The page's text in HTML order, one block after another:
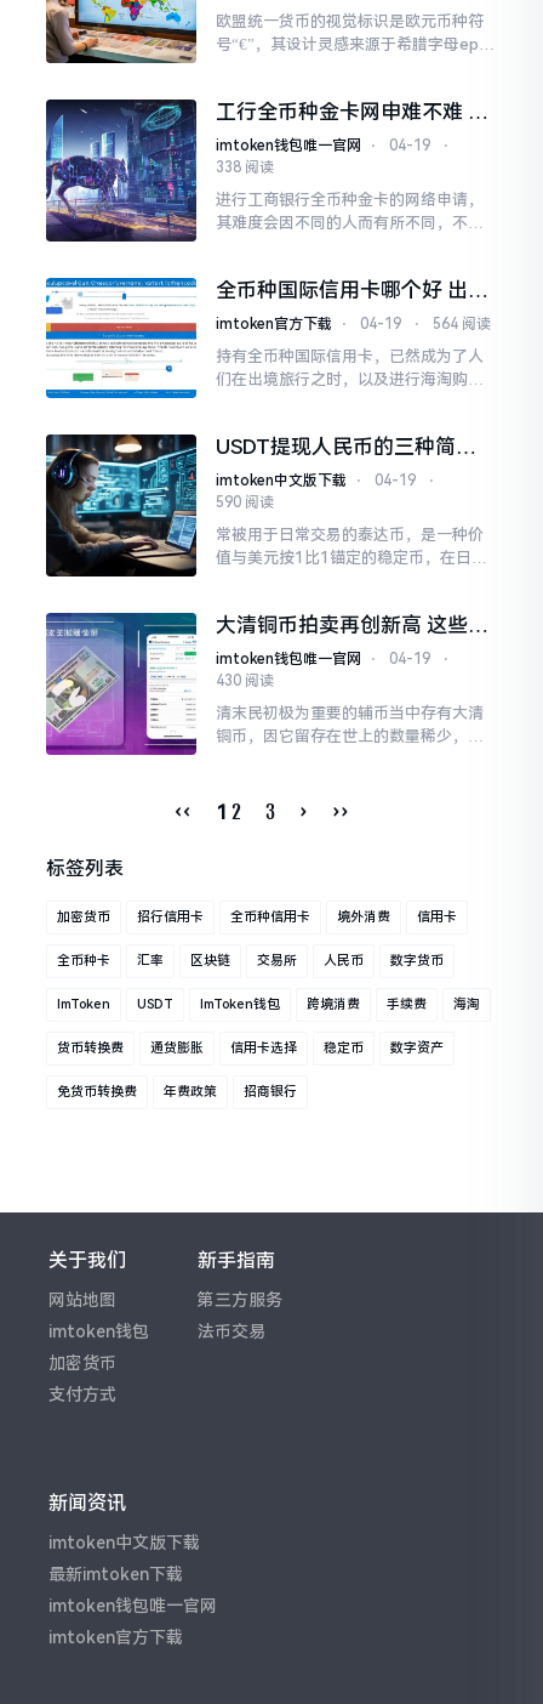
欧盟统一货币的视觉标识是欧元币种符
号“€”，其设计灵感来源于希腊字母epsil
处可见
工行全币种金卡网申难不难 实
测经验分享
imtoken钱包唯一官网 ⋅ 04-19
⋅
338 阅读
进行工商银行全币种金卡的网络申请，
其难度会因不同的人而有所不同，不过
完关键的相关材料
全币种国际信用卡哪个好 出国
必备避坑指南
imtoken官方下载 ⋅ 04-19 ⋅ 564 阅读
持有全币种国际信用卡，已然成为了人
们在出境旅行之时，以及进行海淘购物
够支持多种外币直接作出结算
USDT提现人民币的三种简单
方法
imtoken中文版下载 ⋅ 04-19
⋅
590 阅读
常被用于日常交易的泰达币，是一种价
值与美元按1比1锚定的稳定币，在日常
初次操作时会觉得繁杂，实际上，只要
选对平台
大清铜币拍卖再创新高 这些版
别一枚能换一套房
imtoken钱包唯一官网 ⋅ 04-19
⋅
430 阅读
清末民初极为重要的辅币当中存有大清
铜币，因它留存在世上的数量稀少，版
‹‹ 1 2 3 › ››
标签列表
加密货币 招行信用卡 全币种信用卡 境外消费 信用卡
全币种卡 汇率 区块链 交易所 人民币 数字货币
ImToken USDT ImToken钱包 跨境消费 手续费 海淘
货币转换费 通货膨胀 信用卡选择 稳定币 数字资产
免货币转换费 年费政策 招商银行
关于我们
网站地图
imtoken钱包
加密货币
支付方式
新手指南
第三方服务
法币交易
新闻资讯
imtoken中文版下载
最新imtoken下载
imtoken钱包唯一官网
imtoken官方下载